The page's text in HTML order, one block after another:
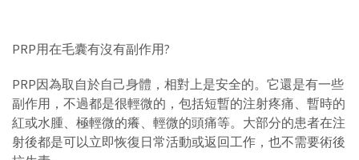
PRP用在毛囊有沒有副作用?
PRP因為取自於自己身體，相對上是安全的。它還是有一些
副作用，不過都是很輕微的，包括短暫的注射疼痛、暫時的
紅或水腫、極輕微的癢、輕微的頭痛等。大部分的患者在注
射後都是可以立即恢復日常活動或返回工作，也不需要術後